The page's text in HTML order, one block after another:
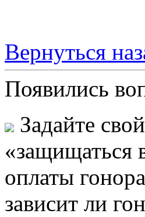
Вернуться
Появились
Задайте
«защищаться
оплаты
зависит ли